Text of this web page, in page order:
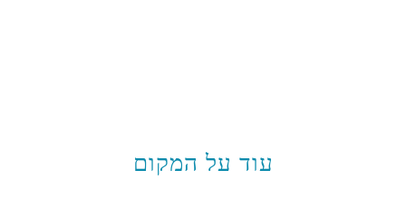
עוד על המקום